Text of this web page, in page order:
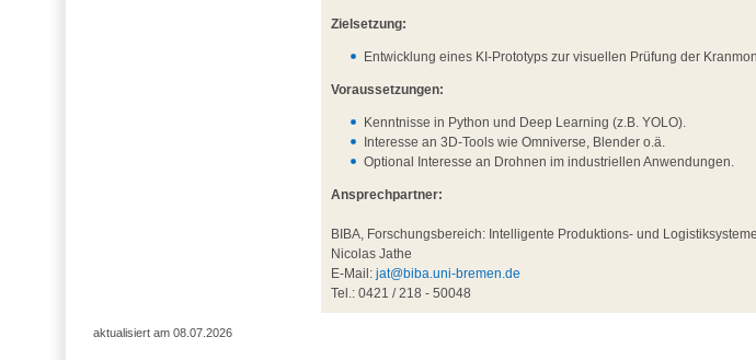
Zielsetzung:
Entwicklung eines KI-Prototyps zur visuellen Prüfung der
Voraussetzungen:
Kenntnisse in Python und Deep Learning (z.B. YOLO).
Interesse an 3D-Tools wie Omniverse, Blender o.ä.
Optional Interesse an Drohnen im industriellen Anwendungen.
Ansprechpartner:
BIBA, Forschungsbereich: Intelligente Produktions- und
Nicolas Jathe
E-Mail:jat@biba.uni-bremen.de
Tel.: 0421 / 218 - 50048
aktualisiert am 08.07.2026